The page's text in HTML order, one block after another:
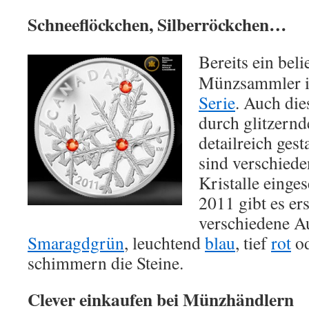
Schneeflöckchen, Silberröckchen…
Bereits ein
Münzsammler
Serie. Auch
durch
detailreich
sind
Kristalle
2011 gibt es
verschiedene
Smaragdgrün, leuchtendblau, tiefrot
schimmern die Steine.
Clever einkaufen bei Münzhändlern